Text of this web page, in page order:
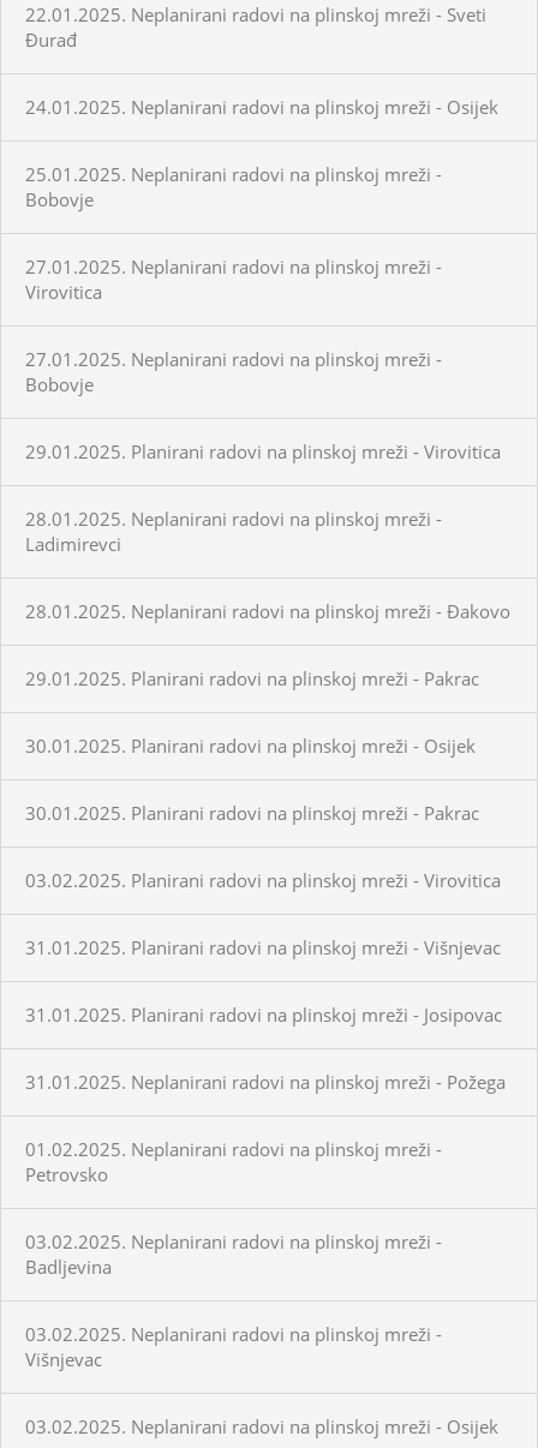
22.01.2025. Neplanirani radovi na plinskoj mreži - Sveti
Đurađ
24.01.2025. Neplanirani radovi na plinskoj mreži - Osijek
25.01.2025. Neplanirani radovi na plinskoj mreži -
Bobovje
27.01.2025. Neplanirani radovi na plinskoj mreži -
Virovitica
27.01.2025. Neplanirani radovi na plinskoj mreži -
Bobovje
29.01.2025. Planirani radovi na plinskoj mreži - Virovitica
28.01.2025. Neplanirani radovi na plinskoj mreži -
Ladimirevci
28.01.2025. Neplanirani radovi na plinskoj mreži - Đakovo
29.01.2025. Planirani radovi na plinskoj mreži - Pakrac
30.01.2025. Planirani radovi na plinskoj mreži - Osijek
30.01.2025. Planirani radovi na plinskoj mreži - Pakrac
03.02.2025. Planirani radovi na plinskoj mreži - Virovitica
31.01.2025. Planirani radovi na plinskoj mreži - Višnjevac
31.01.2025. Planirani radovi na plinskoj mreži - Josipovac
31.01.2025. Neplanirani radovi na plinskoj mreži - Požega
01.02.2025. Neplanirani radovi na plinskoj mreži -
Petrovsko
03.02.2025. Neplanirani radovi na plinskoj mreži -
Badljevina
03.02.2025. Neplanirani radovi na plinskoj mreži -
Višnjevac
03.02.2025. Neplanirani radovi na plinskoj mreži - Osijek